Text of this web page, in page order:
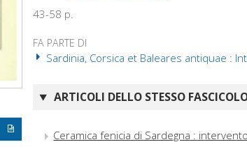
43-58 p.
FA PARTE DI
Sardinia, Corsica et Baleares antiquae :
ARTICOLI DELLO STESSO
Ceramica fenicia di Sardegna :